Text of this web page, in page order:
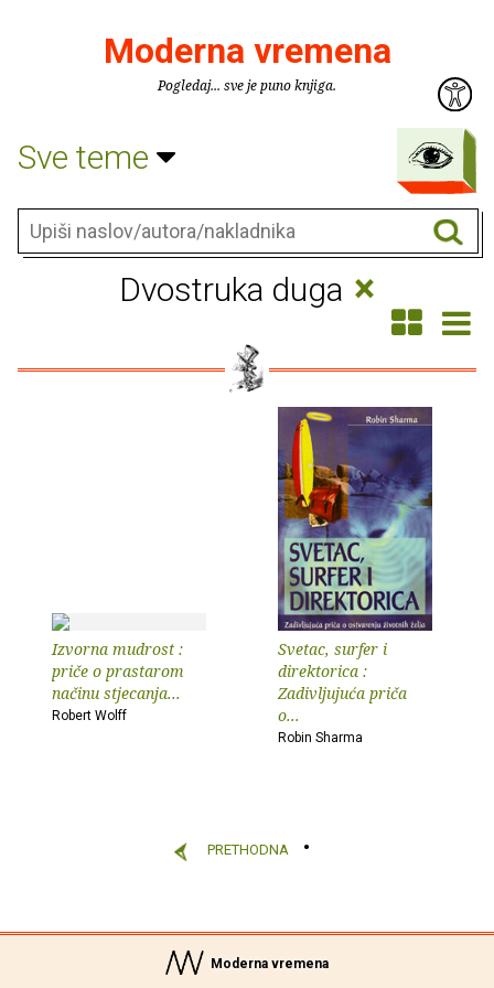
Moderna vremena
Pogledaj... sve je puno knjiga.
Sve teme
Dvostruka duga ×
Izvorna mudrost :
priče o prastarom
načinu stjecanja...
Robert Wolff
Svetac, surfer i
direktorica :
Zadivljujuća priča
o...
Robin Sharma
PRETHODNA
Moderna vremena